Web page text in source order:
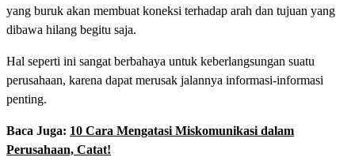
yang buruk akan membuat koneksi terhadap arah dan tujuan yang
dibawa hilang begitu saja.
Hal seperti ini sangat berbahaya untuk keberlangsungan suatu
perusahaan, karena dapat merusak jalannya informasi-informasi
penting.
Baca Juga: 10 Cara Mengatasi Miskomunikasi dalam
Perusahaan, Catat!